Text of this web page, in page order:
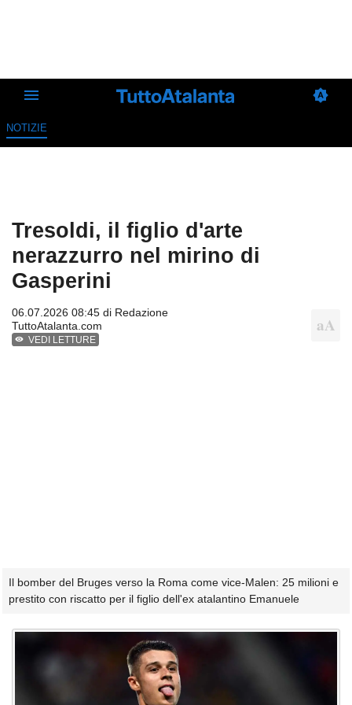
NOTIZIE
Tresoldi, il figlio d'arte
nerazzurro nel mirino di
Gasperini
06.07.2026 08:45 di Redazione
TuttoAtalanta.com
VEDI LETTURE
Il bomber del Bruges verso la Roma come vice-Malen: 25 milioni e
prestito con riscatto per il figlio dell'ex atalantino Emanuele